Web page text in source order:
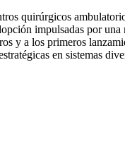
quirúrgicos
impulsadas por
y a los primeros
en sistemas